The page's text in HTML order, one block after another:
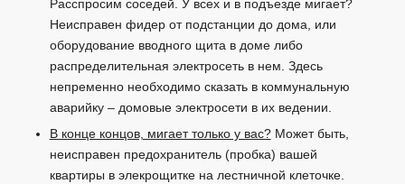
Расспросим соседей. У всех и в подъезде мигает?
Неисправен фидер от подстанции до дома, или
оборудование вводного щита в доме либо
распределительная электросеть в нем. Здесь
непременно необходимо сказать в коммунальную
аварийку – домовые электросети в их ведении.
В конце концов, мигает только у вас?Может быть,
неисправен предохранитель (пробка) вашей
квартиры в элекрощитке на лестничной клеточке.